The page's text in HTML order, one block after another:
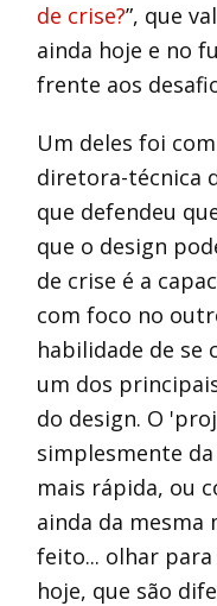
de crise?”, que
ainda hoje e no
frente aos
Um deles foi
diretora-técnica
que defendeu
que o design
de crise é a
com foco no
habilidade de se
um dos
do design. O
simplesmente
mais rápida, ou
ainda da mesma
feito... olhar para
hoje, que são